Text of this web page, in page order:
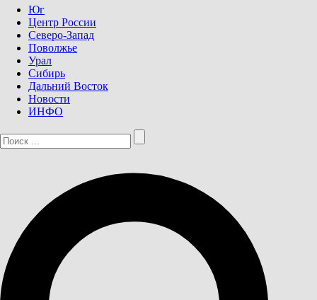
Юг
Центр России
Северо-Запад
Поволжье
Урал
Сибирь
Дальний Восток
Новости
ИНФО